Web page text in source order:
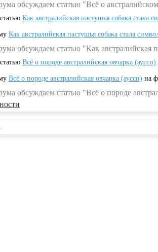
обсуждаем статью "Всё о
Как австралийская пастушья собака стала
Как австралийская пастушья собака стала
обсуждаем статью "Как австралийская
Всё о породе австралийская овчарка (аусси)
Всё о породе австралийская овчарка (аусси) на
обсуждаем статью "Всё о породе